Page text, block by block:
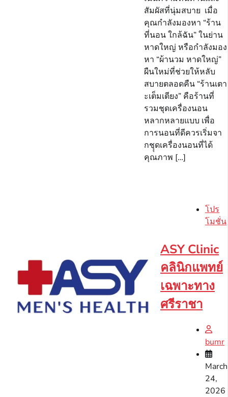
สัมผัสที่นุ่มสบาย เมื่อ
คุณกำลังมองหา “ร้าน
ที่นอน ใกล้ฉัน” ในย่าน
หาดใหญ่ หรือกำลังมอง
หา “ผ้านวม หาดใหญ่”
ผืนใหม่ที่ช่วยให้หลับ
สบายตลอดคืน “ร้านเตา
ะเต็มเตียง” คือร้านที่
รวมชุดเครื่องนอน
หลากหลายแบบ เพื่อ
การนอนที่ดีควรเริ่มจา
กชุุดเครื่องนอนที่ได้
คุณภาพ […]
โปร
โมชั่น
ASY Clinic
คลินิกแพทย์
เฉพาะทาง
ศรีราชา
bumr
March
24,
2026